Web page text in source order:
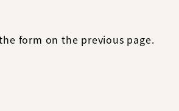
form on the previous page.